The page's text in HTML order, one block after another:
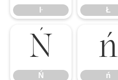
ŀ Ł
Ń
Ń
ń
ń